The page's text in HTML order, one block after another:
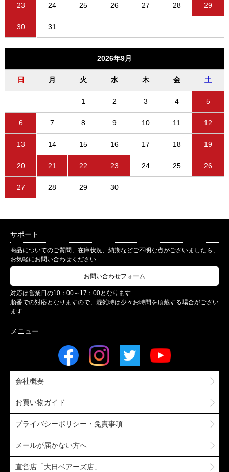
23 24 25 26 27 28 29
30 31
2026年9月
日 月 火 水 木 金 土
1 2 3 4 5
6 7 8 9 10 11 12
13 14 15 16 17 18 19
20 21 22 23 24 25 26
27 28 29 30
サポート
商品についてのご質問、在庫状況、納期などご不明な点がございましたら、
お気軽にお問い合わせください
お問い合わせフォーム
対応は営業日の10：00～17：00となります
順番での対応となりますので、混雑時は少々お時間を頂戴する場合がござい
ます
会社概要
お買い物ガイド
プライバシーポリシー・免責事項
メールが届かない方へ
直営店「大日ベアーズ店」